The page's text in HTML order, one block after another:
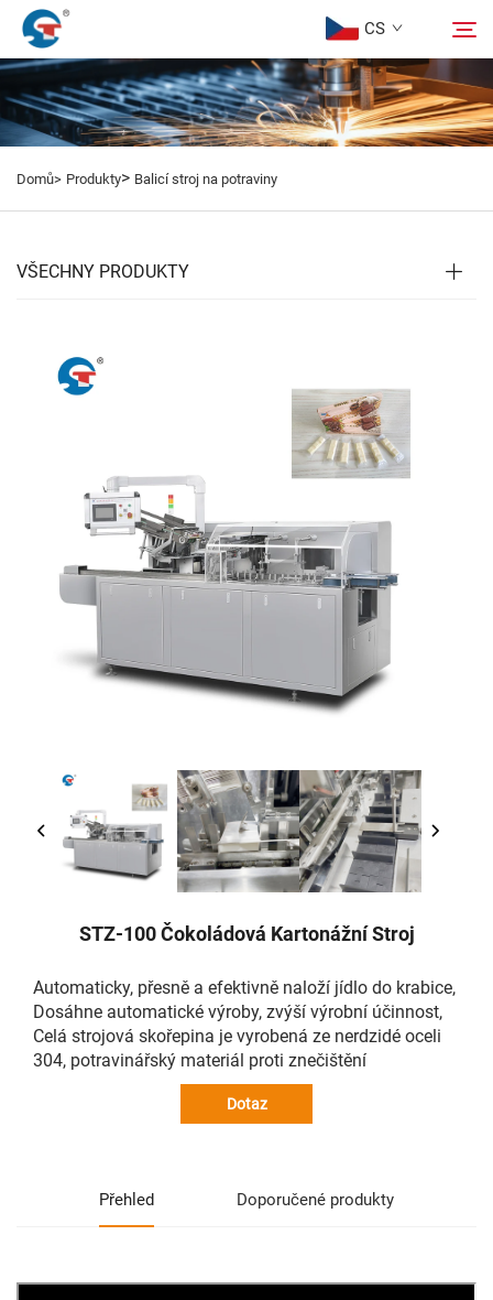
CS
O Nás
Návrhový Případ
Aktuality
Domů> Produkty> Balicí stroj na potraviny
VŠECHNY PRODUKTY
STZ-100 Čokoládová Kartonážní Stroj
Automaticky, přesně a efektivně naloží jídlo do krabice,
Dosáhne automatické výroby, zvýší výrobní účinnost,
Celá strojová skořepina je vyrobená ze nerdzidé oceli
304, potravinářský materiál proti znečištění
Dotaz
Přehled Doporučené produkty